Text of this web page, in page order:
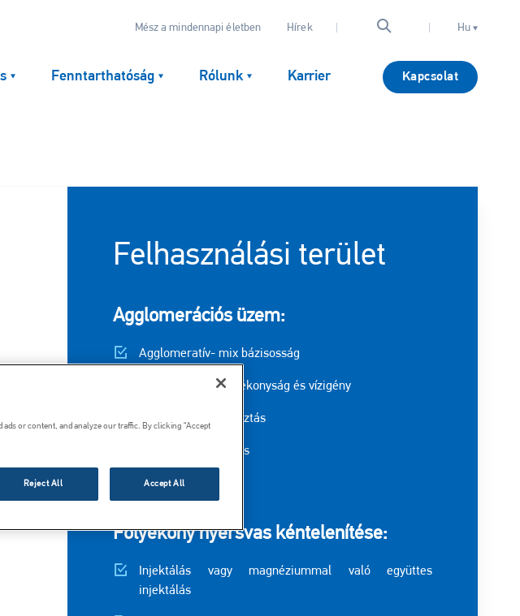
Mész a mindennapi életben Hírek Hu
Fenntarthatóság Rólunk Karrier Kapcsolat
Felhasználási terület
Agglomerációs üzem:
Agglomeratív- mix bázisosság
Agglomerációs hatékonyság és vízigény
Tüzelőanyag-fogyasztás
Sinter-visszavezetés
Folyékony nyersvas kéntelenítése:
Injektálás vagy magnéziummal való együttes
injektálás
or content, and analyze our traffic. By clicking “Accept
Reject All Accept All